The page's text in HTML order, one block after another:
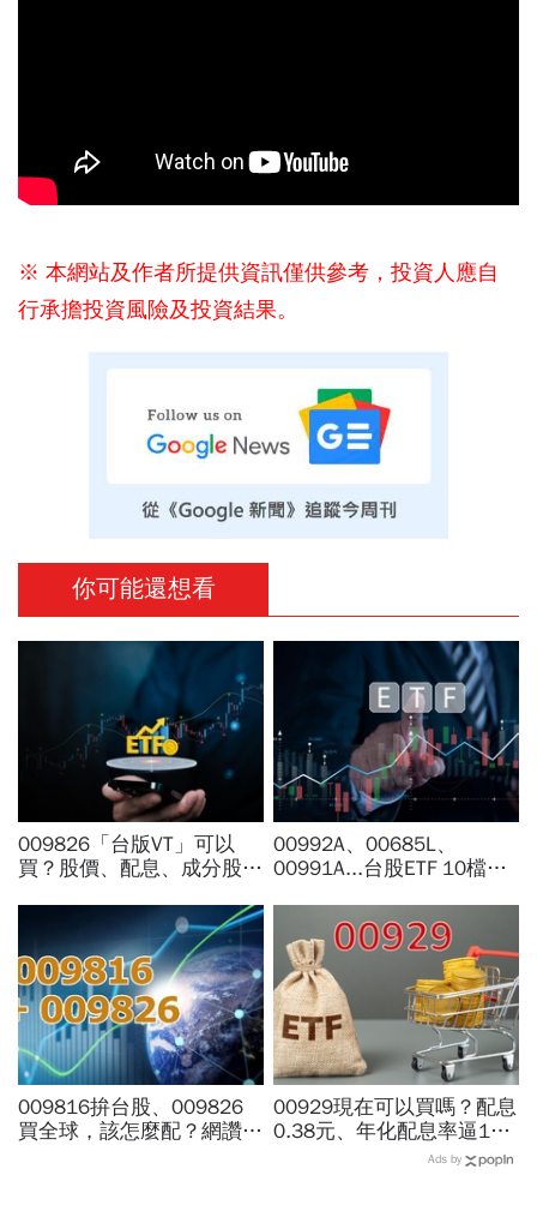
※ 本網站及作者所提供資訊僅供參考，投資人應自
行承擔投資風險及投資結果。
你可能還想看
009826「台版VT」可以
買？股價、配息、成分股…
周冠男都說009826上市是
邁大步？
00992A、00685L、
00991A...台股ETF 10檔打
幅稱冠，達人認證選股實力
堅強
009816拚台股、009826
買全球，該怎麼配？網讚
00929現在可以買嗎？配息
0.38元、年化配息率逼17%
超抗跌？阮慕驊：月配息買
Ads by